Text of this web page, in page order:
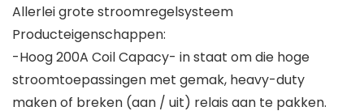
Allerlei grote stroomregelsysteem
Producteigenschappen:
-Hoog 200A Coil Capacy- in staat om die hoge
stroomtoepassingen met gemak, heavy-duty
maken of breken (aan / uit) relais aan te pakken.